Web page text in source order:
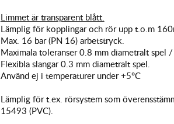
Limmet är transparent blått.
Lämplig för kopplingar och rör upp t.o.m
Max. 16 bar (PN 16) arbetstryck.
Maximala toleranser 0.8 mm diametralt spel /
Flexibla slangar 0.3 mm diametralt spel.
Använd ej i temperaturer under +5°C
Lämplig för t.ex. rörsystem som
15493 (PVC).